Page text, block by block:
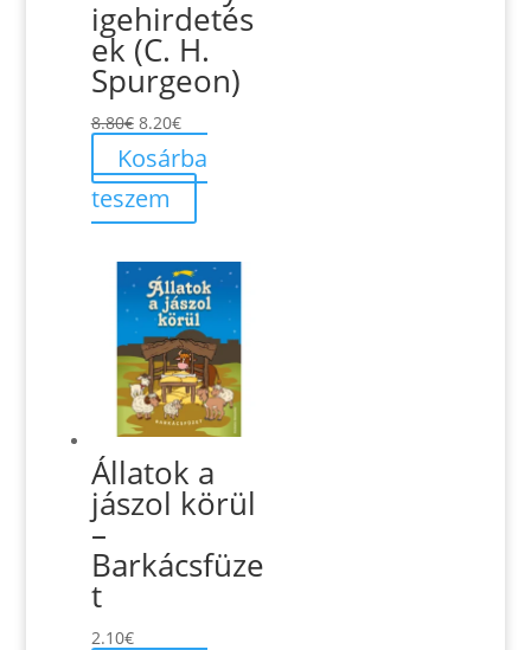
igehirdetés
ek (C. H.
Spurgeon)
8.80€ Original
price
was:
8.80€.
8.20€Current
price
is:
Kosárba
teszem
Állatok a
jászol körül
–
Barkácsfüze
t
2.10€